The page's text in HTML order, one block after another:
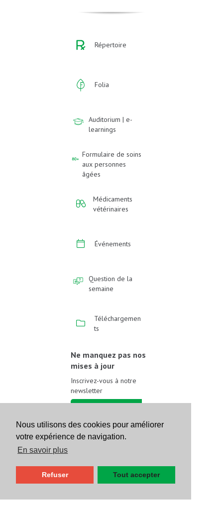
Nous utilisons des cookies pour améliorer
votre expérience de navigation.
En savoir plus
Refuser Tout accepter
Répertoire
Folia
Auditorium | e-
learnings
Formulaire de soins
aux personnes
âgées
Médicaments
vétérinaires
Événements
Question de la
semaine
Téléchargemen
ts
Ne manquez pas nos
mises à jour
Inscrivez-vous à notre
newsletter
Suivez-nous sur les